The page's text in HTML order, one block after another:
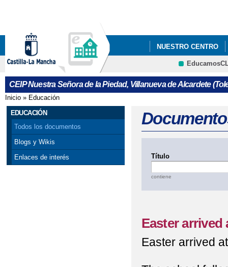
NUESTRO CENTRO
CRFP
CEIP Nuestra Señora de la Piedad, Villanueva de Alcardete
Se encuentra usted aquí
Inicio » Educación
EDUCACIÓN
Todos los documentos
Blogs y Wikis
Enlaces de interés
Título
contiene
Easter
Easter arrived